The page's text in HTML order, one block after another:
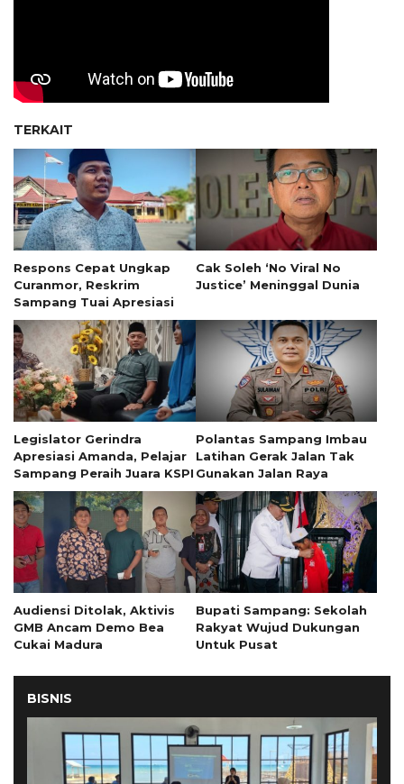
TERKAIT
Respons Cepat Ungkap
Curanmor, Reskrim
Sampang Tuai Apresiasi
Cak Soleh ‘No Viral No
Justice’ Meninggal Dunia
Legislator Gerindra
Apresiasi Amanda, Pelajar
Sampang Peraih Juara KSPI
Polantas Sampang Imbau
Latihan Gerak Jalan Tak
Gunakan Jalan Raya
Audiensi Ditolak, Aktivis
GMB Ancam Demo Bea
Cukai Madura
Bupati Sampang: Sekolah
Rakyat Wujud Dukungan
Untuk Pusat
BISNIS